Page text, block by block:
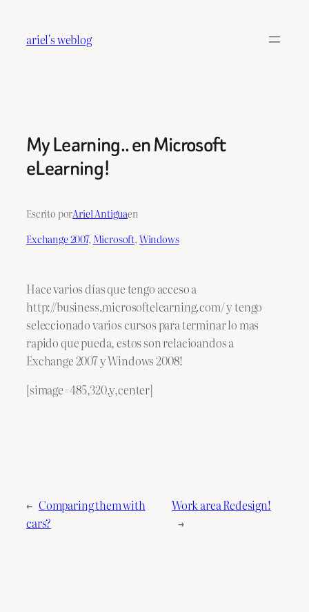
contenido
ariel's weblog
My Learning.. en Microsoft
eLearning!
Escrito porAriel Antiguaen
Exchange 2007, Microsoft, Windows
Hace varios días que tengo acceso a
http://business.microsoftelearning.com/ y tengo
seleccionado varios cursos para terminar lo mas
rapido que pueda, estos son relacioandos a
Exchange 2007 y Windows 2008!
[simage=485,320,y,center]
← Comparing them with
cars?
Work area Redesign!
→